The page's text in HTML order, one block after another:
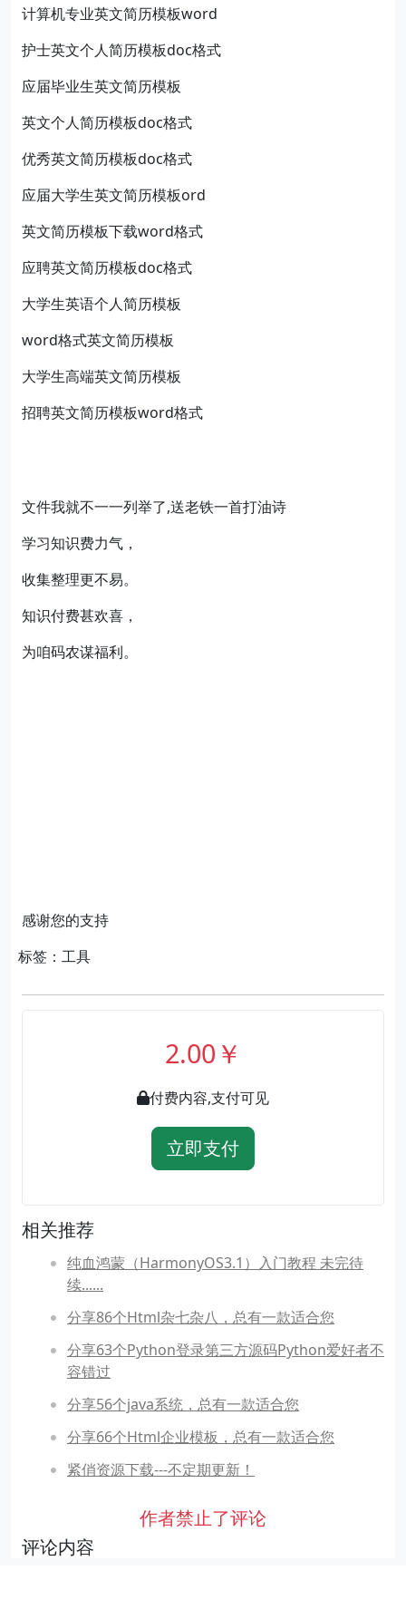
计算机专业英文简历模板word
护士英文个人简历模板doc格式
应届毕业生英文简历模板
英文个人简历模板doc格式
优秀英文简历模板doc格式
应届大学生英文简历模板ord
英文简历模板下载word格式
应聘英文简历模板doc格式
大学生英语个人简历模板
word格式英文简历模板
大学生高端英文简历模板
招聘英文简历模板word格式
文件我就不一一列举了,送老铁一首打油诗
学习知识费力气，
收集整理更不易。
知识付费甚欢喜，
为咱码农谋福利。
感谢您的支持
标签：工具
2.00￥
付费内容,支付可见
立即支付
相关推荐
纯血鸿蒙（HarmonyOS3.1）入门教程 未完待
续......
分享86个Html杂七杂八，总有一款适合您
分享63个Python登录第三方源码Python爱好者不
容错过
分享56个java系统，总有一款适合您
分享66个Html企业模板，总有一款适合您
紧俏资源下载---不定期更新！
作者禁止了评论
评论内容